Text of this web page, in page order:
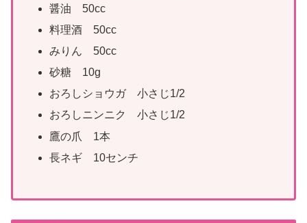
醤油 50cc
料理酒 50cc
みりん 50cc
砂糖 10g
おろしショウガ 小さじ1/2
おろしニンニク 小さじ1/2
鷹の爪 1本
長ネギ 10センチ